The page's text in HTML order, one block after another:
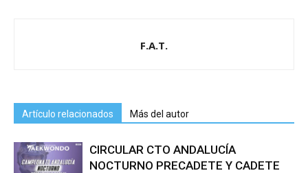
F.A.T.
Artículo relacionados Más del autor
CIRCULAR CTO ANDALUCÍA
NOCTURNO PRECADETE Y CADETE